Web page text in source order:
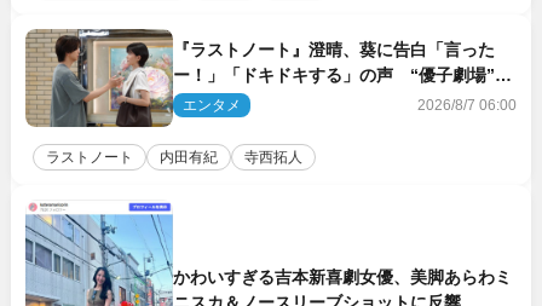
『ラストノート』澄晴、葵に告白「言った
ー！」「ドキドキする」の声 “優子劇場”も
話題
エンタメ 2026/8/7 06:00
ラストノート 内田有紀 寺西拓人
かわいすぎる吉本新喜劇女優、美脚あらわミ